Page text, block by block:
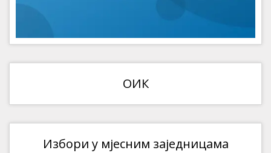
ОИК
Избори у мјесним заједницама